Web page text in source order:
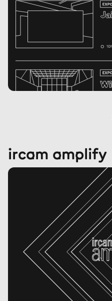
ircam amplify